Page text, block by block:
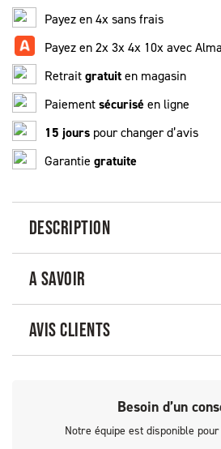
Payez en 4x sans frais
Payez en 2x 3x 4x 10x avec Alma
Retraitgratuiten magasin
Paiementsécurisé en ligne
15 jours pour changer d’avis
Garantie gratuite
DESCRIPTION
A SAVOIR
AVIS CLIENTS
Besoin d’un
Notre équipe est disponible